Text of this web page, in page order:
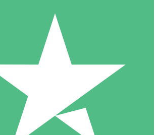
de Créditos Individuais
o uso com créditos de download. Sem
1000